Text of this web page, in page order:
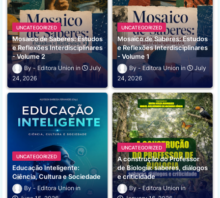
UNCATEGORIZED
Mosaico de Saberes: Estudos
e Reflexões Interdisciplinares
- Volume 2
Editora Union
July
24, 2026
UNCATEGORIZED
Mosaico de Saberes: Estudos
e Reflexões Interdisciplinares
- Volume 1
Editora Union
July
24, 2026
UNCATEGORIZED
Educação Inteligente:
Ciência, Cultura e Sociedade
Editora Union
UNCATEGORIZED
A construção do Professor
de Biologia: saberes, diálogos
e criticidade
Editora Union